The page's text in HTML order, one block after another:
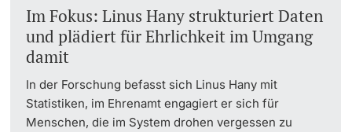
Im Fokus: Linus Hany strukturiert Daten
und plädiert für Ehrlichkeit im Umgang
damit
In der Forschung befasst sich Linus Hany mit
Statistiken, im Ehrenamt engagiert er sich für
Menschen, die im System drohen vergessen zu